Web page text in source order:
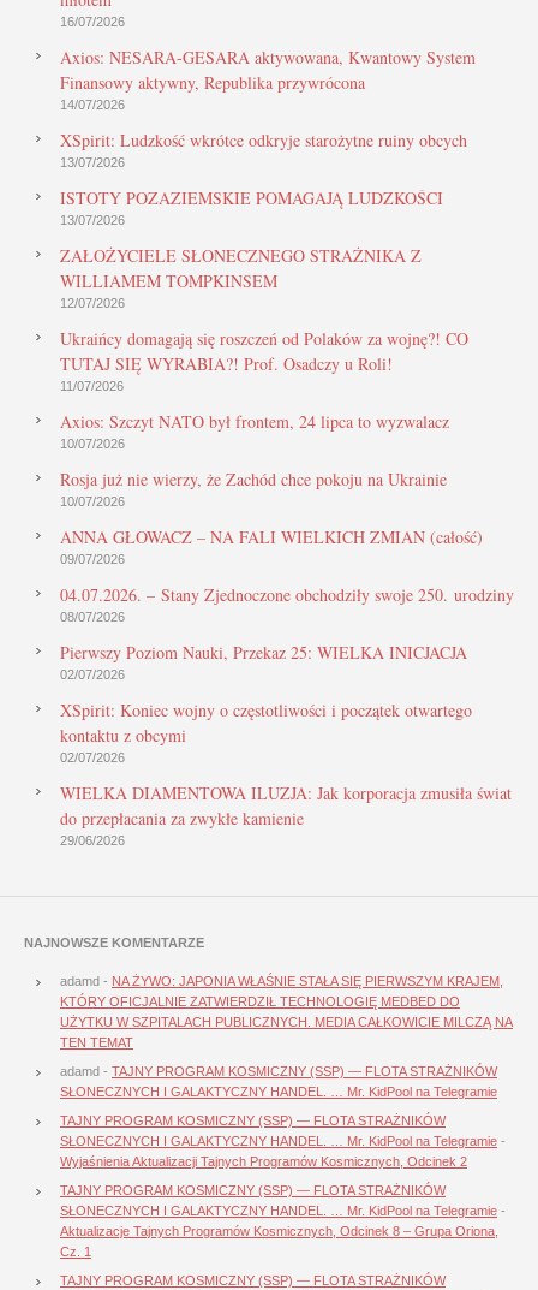
16/07/2026
Axios: NESARA-GESARA aktywowana, Kwantowy System
Finansowy aktywny, Republika przywrócona
14/07/2026
XSpirit: Ludzkość wkrótce odkryje starożytne ruiny obcych
13/07/2026
ISTOTY POZAZIEMSKIE POMAGAJĄ LUDZKOŚCI
13/07/2026
ZAŁOŻYCIELE SŁONECZNEGO STRAŻNIKA Z
WILLIAMEM TOMPKINSEM
12/07/2026
Ukraińcy domagają się roszczeń od Polaków za wojnę?! CO
TUTAJ SIĘ WYRABIA?! Prof. Osadczy u Roli!
11/07/2026
Axios: Szczyt NATO był frontem, 24 lipca to wyzwalacz
10/07/2026
Rosja już nie wierzy, że Zachód chce pokoju na Ukrainie
10/07/2026
ANNA GŁOWACZ – NA FALI WIELKICH ZMIAN (całość)
09/07/2026
04.07.2026. – Stany Zjednoczone obchodziły swoje 250. urodziny
08/07/2026
Pierwszy Poziom Nauki, Przekaz 25: WIELKA INICJACJA
02/07/2026
XSpirit: Koniec wojny o częstotliwości i początek otwartego
kontaktu z obcymi
02/07/2026
WIELKA DIAMENTOWA ILUZJA: Jak korporacja zmusiła świat
do przepłacania za zwykłe kamienie
29/06/2026
NAJNOWSZE KOMENTARZE
adamd - NA ŻYWO: JAPONIA WŁAŚNIE STAŁA SIĘ PIERWSZYM KRAJEM,
KTÓRY OFICJALNIE ZATWIERDZIŁ TECHNOLOGIĘ MEDBED DO
UŻYTKU W SZPITALACH PUBLICZNYCH. MEDIA CAŁKOWICIE MILCZĄ NA
TEN TEMAT
adamd - TAJNY PROGRAM KOSMICZNY (SSP) — FLOTA STRAŻNIKÓW
SŁONECZNYCH I GALAKTYCZNY HANDEL. … Mr. KidPool na Telegramie
TAJNY PROGRAM KOSMICZNY (SSP) — FLOTA STRAŻNIKÓW
SŁONECZNYCH I GALAKTYCZNY HANDEL. … Mr. KidPool na Telegramie -
Wyjaśnienia Aktualizacji Tajnych Programów Kosmicznych, Odcinek 2
TAJNY PROGRAM KOSMICZNY (SSP) — FLOTA STRAŻNIKÓW
SŁONECZNYCH I GALAKTYCZNY HANDEL. … Mr. KidPool na Telegramie -
Aktualizacje Tajnych Programów Kosmicznych, Odcinek 8 – Grupa Oriona,
Cz. 1
TAJNY PROGRAM KOSMICZNY (SSP) — FLOTA STRAŻNIKÓW